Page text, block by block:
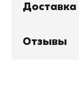
Доставка
Отзывы